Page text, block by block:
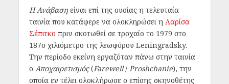
Η Ανάβαση είναι επί της ουσίας η τελευταία
ταινία που κατάφερε να ολοκληρώσει η Λαρίσα
Σέπιτκο πριν σκοτωθεί σε τροχαίο το 1979 στο
187ο χιλιόμετρο της λεωφόρου Leningradsky.
Την περίοδο εκείνη εργαζόταν πάνω στην ταινία
ο Αποχαιρετισμός(Farewell/ Proshchanie), την
οποία εν τέλει ολοκλήρωσε ο επίσης σκηνοθέτης